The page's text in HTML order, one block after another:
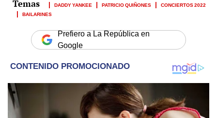
DADDY YANKEE PATRICIO QUIÑONES
CONCIERTOS 2022
BAILARINES
Prefiero a La República en
Google